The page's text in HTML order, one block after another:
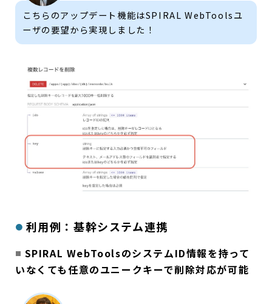
こちらのアップデート機能はSPIRAL WebToolsユ
ーザの要望から実現しました！
利用例：基幹システム連携
SPIRAL WebToolsのシステムID情報を持って
いなくても任意のユニークキーで削除対応が可能